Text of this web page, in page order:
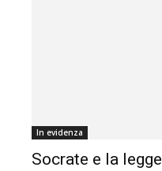
In evidenza
Socrate e la legge